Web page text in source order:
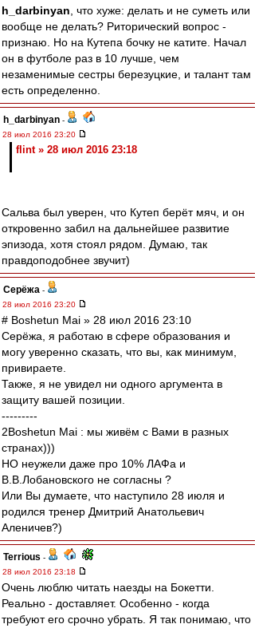
h_darbinyan , что хуже: делать и не суметь или
вообще не делать? Риторический вопрос -
признаю. Но на Кутепа бочку не катите. Начал
он в футболе раз в 10 лучше, чем
незаменимые сестры березуцкие, и талант там
есть определенно.
h_darbinyan -
28 июл 2016 23:20
flint » 28 июл 2016 23:18
Сальва был уверен, что Кутеп берёт мяч, и он
откровенно забил на дальнейшее развитие
эпизода, хотя стоял рядом. Думаю, так
правдоподобнее звучит)
Серёжа -
28 июл 2016 23:20
# Boshetun Mai » 28 июл 2016 23:10
Серёжа, я работаю в сфере образования и
могу уверенно сказать, что вы, как минимум,
привираете.
Также, я не увидел ни одного аргумента в
защиту вашей позиции.
---------
2Boshetun Mai : мы живём с Вами в разных
странах)))
НО неужели даже про 10% ЛАФа и
В.В.Лобановского не согласны ?
Или Вы думаете, что наступило 28 июля и
родился тренер Дмитрий Анатольевич
Аленичев?)
Terrious -
28 июл 2016 23:18
Очень люблю читать наезды на Бокетти.
Реально - доставляет. Особенно - когда
требуют его срочно убрать. Я так понимаю, что